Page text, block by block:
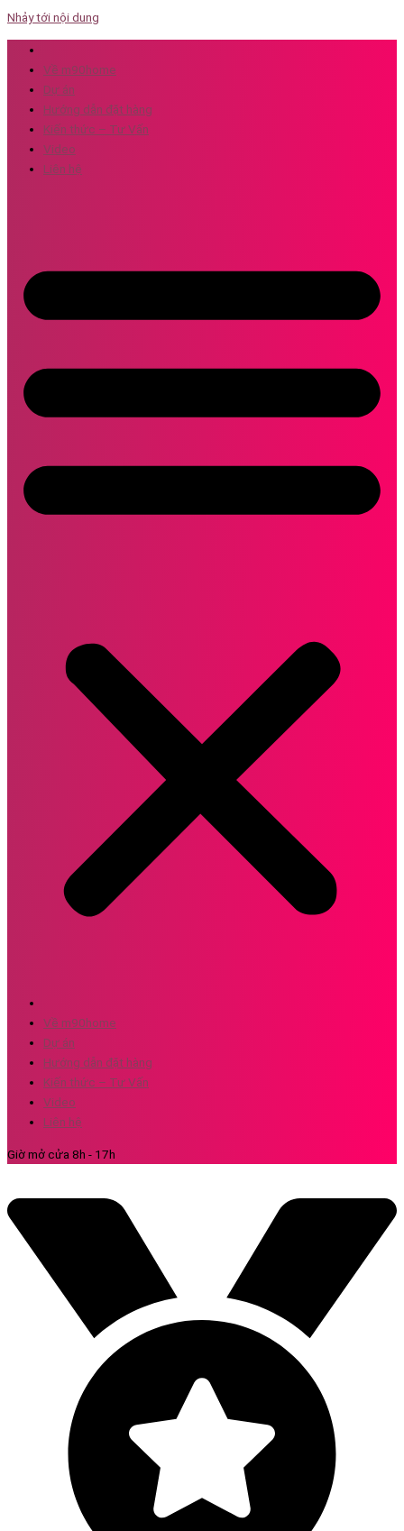
Nhảy tới nội dung
Về m90home
Dự án
Hướng dẫn đặt hàng
Kiến thức – Tư Vấn
Video
Liên hệ
Về m90home
Dự án
Hướng dẫn đặt hàng
Kiến thức – Tư Vấn
Video
Liên hệ
Giờ mở cửa 8h - 17h